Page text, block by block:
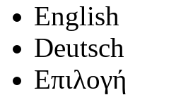
English
Deutsch
Επιλογή